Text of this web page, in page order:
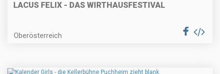
LACUS FELIX - DAS WIRTHAUSFESTIVAL
Oberösterreich